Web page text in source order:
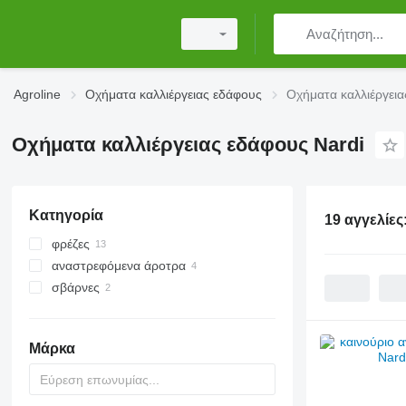
Agroline Οχήματα καλλιέργειας εδάφους Οχήματα
Οχήματα καλλιέργειας εδάφους Nardi
Κατηγορία
φρέζες
αναστρεφόμενα άροτρα
σβάρνες
Μάρκα
19 αγγελίες: